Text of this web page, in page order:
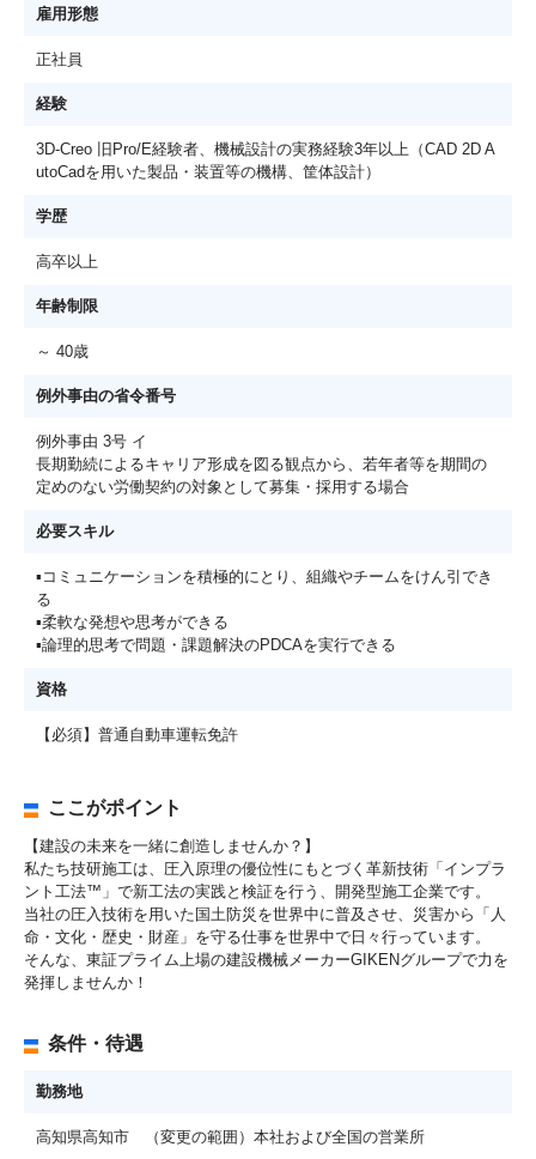
雇用形態
正社員
経験
3D-Creo 旧Pro/E経験者、機械設計の実務経験3年以上（CAD 2D A
utoCadを用いた製品・装置等の機構、筐体設計）
学歴
高卒以上
年齢制限
～ 40歳
例外事由の省令番号
例外事由 3号 イ
長期勤続によるキャリア形成を図る観点から、若年者等を期間の
定めのない労働契約の対象として募集・採用する場合
必要スキル
▪コミュニケーションを積極的にとり、組織やチームをけん引でき
る
▪柔軟な発想や思考ができる
▪論理的思考で問題・課題解決のPDCAを実行できる
資格
【必須】普通自動車運転免許
ここがポイント
【建設の未来を一緒に創造しませんか？】
私たち技研施工は、圧入原理の優位性にもとづく革新技術「インプラ
ント工法™」で新工法の実践と検証を行う、開発型施工企業です。
当社の圧入技術を用いた国土防災を世界中に普及させ、災害から「人
命・文化・歴史・財産」を守る仕事を世界中で日々行っています。
そんな、東証プライム上場の建設機械メーカーGIKENグループで力を
発揮しませんか！
条件・待遇
勤務地
高知県高知市 （変更の範囲）本社および全国の営業所